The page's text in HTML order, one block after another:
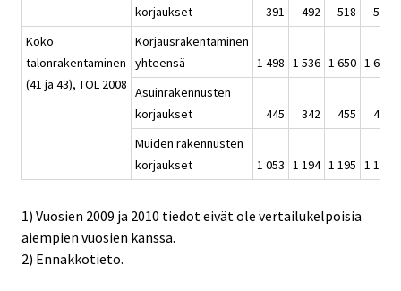
korjaukset
391 492 518
559
Koko
talonrakentaminen
(41 ja 43), TOL 2008
Korjausrakentaminen
yhteensä
1 498 1 536 1 650 1 671
Asuinrakennusten
korjaukset
445 342 455
499
Muiden rakennusten
korjaukset
1 053 1 194 1 195 1 172
1) Vuosien 2009 ja 2010 tiedot eivät ole vertailukelpoisia
aiempien vuosien kanssa.
2) Ennakkotieto.